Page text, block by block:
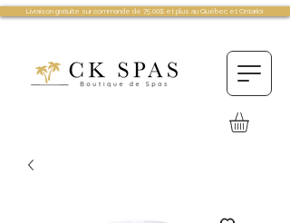
Livraison gratuite sur commande de 75.00$ et plus au Québec et Ontario!